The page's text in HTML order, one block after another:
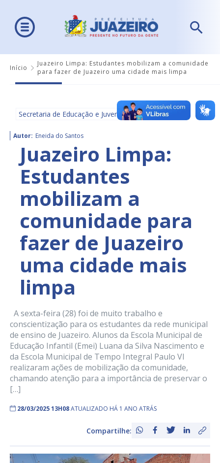
Início
Juazeiro Limpa: Estudantes mobilizam a comunidade
para fazer de Juazeiro uma cidade mais limpa
Secretaria de Educação e Juventude - SEDUC
Autor: Eneida do Santos
Juazeiro Limpa:
Estudantes
mobilizam a
comunidade para
fazer de Juazeiro
uma cidade mais
limpa
A sexta-feira (28) foi de muito trabalho e
conscientização para os estudantes da rede municipal
de ensino de Juazeiro. Alunos da Escola Municipal de
Educação Infantil (Emei) Luana da Silva Nascimento e
da Escola Municipal de Tempo Integral Paulo VI
realizaram ações de mobilização da comunidade,
chamando atenção para a importância de preservar o
[…]
28/03/2025 13H08ATUALIZADO HÁ 1 ANO ATRÁS
Compartilhe: